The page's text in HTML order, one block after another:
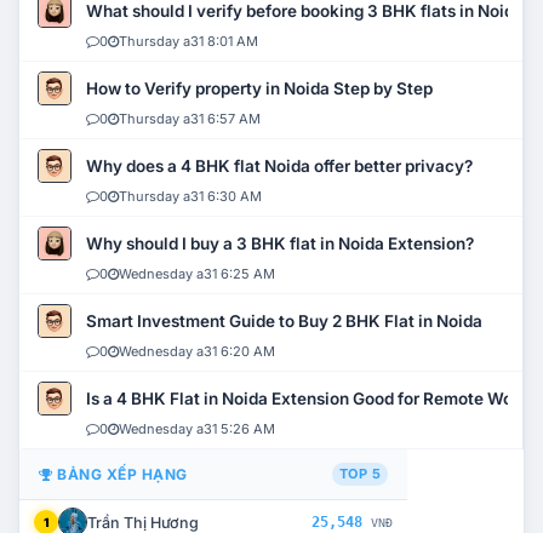
What should I verify before booking 3 BHK flats in Noida?
0 Thursday a31 8:01 AM
How to Verify property in Noida Step by Step
0 Thursday a31 6:57 AM
Why does a 4 BHK flat Noida offer better privacy?
0 Thursday a31 6:30 AM
Why should I buy a 3 BHK flat in Noida Extension?
0 Wednesday a31 6:25 AM
Smart Investment Guide to Buy 2 BHK Flat in Noida
0 Wednesday a31 6:20 AM
Is a 4 BHK Flat in Noida Extension Good for Remote Work?
0 Wednesday a31 5:26 AM
BẢNG XẾP HẠNG TOP 5
1 Trần Thị Hương 25,548 VNĐ